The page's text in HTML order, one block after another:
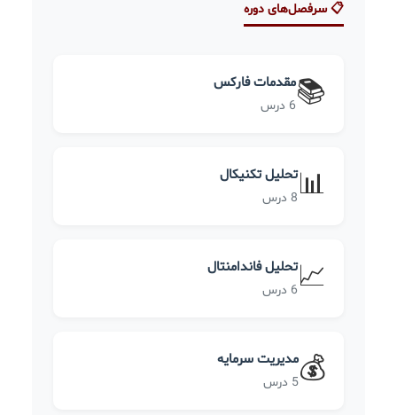
📋 سرفصل‌های دوره
📚مقدمات فارکس
6 درس
📊تحلیل تکنیکال
8 درس
📈تحلیل فاندامنتال
6 درس
💰مدیریت سرمایه
5 درس